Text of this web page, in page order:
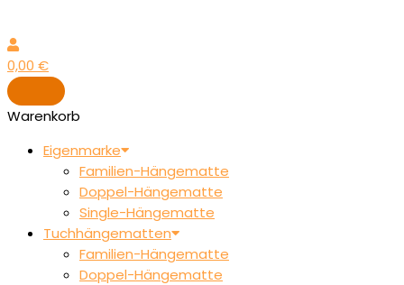
0,00 €
Warenkorb
Eigenmarke
Familien-Hängematte
Doppel-Hängematte
Single-Hängematte
Tuchhängematten
Familien-Hängematte
Doppel-Hängematte